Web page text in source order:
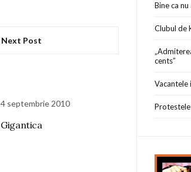
Next Post
4 septembrie 2010
Gigantica
Bine ca
Clubul de
cents”
Vacantele